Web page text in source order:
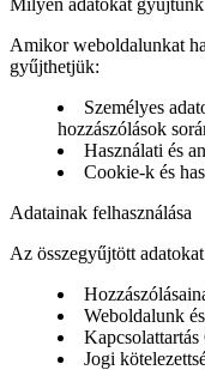
Amikor weboldalunkat
gyűjthetjük:
Személyes
hozzászólások
Használati és
Cookie-k és
Adatainak felhasználása
Az összegyűjtött
Weboldalunk
Jogi